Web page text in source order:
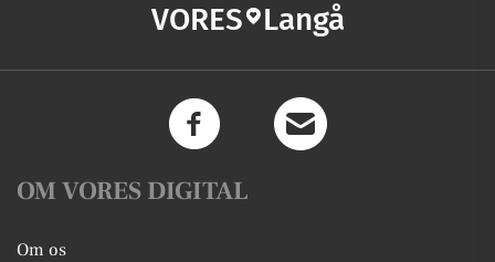
VORES Langå
OM VORES DIGITAL
Om os